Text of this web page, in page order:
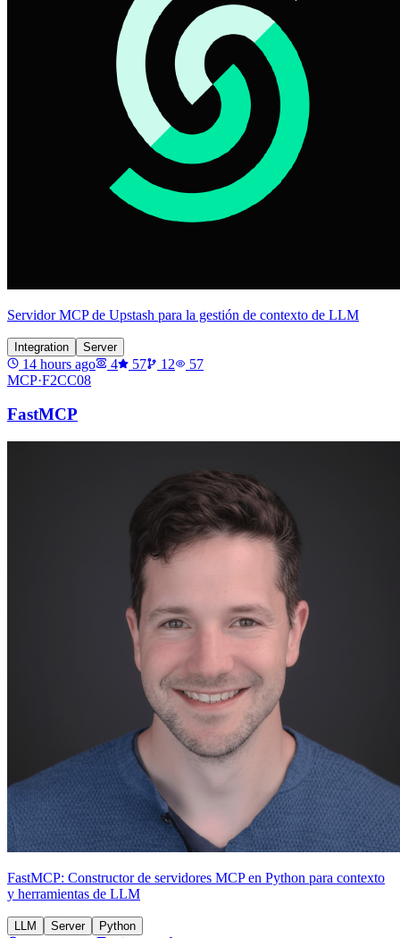
Servidor MCP de Upstash para la gestión de contexto de LLM
Integration Server
14 hours ago 4 57 12
57
MCP·F2CC08
FastMCP
FastMCP: Constructor de servidores MCP en Python para contexto
y herramientas de LLM
LLM Server Python